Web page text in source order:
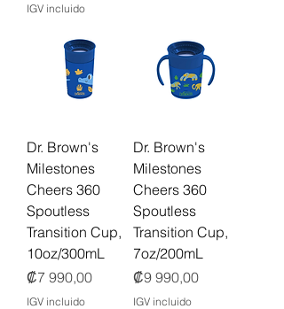
IGV incluido
Dr. Brown's
Milestones
Cheers 360
Spoutless
Transition Cup,
10oz/300mL
Precio
₡7 990,00
IGV incluido
Dr. Brown's
Milestones
Cheers 360
Spoutless
Transition Cup,
7oz/200mL
Precio
₡9 990,00
IGV incluido